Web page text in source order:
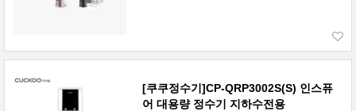
[쿠쿠정수기]CP-QRP3002S(S) 인스퓨
어 대용량 정수기 지하수전용